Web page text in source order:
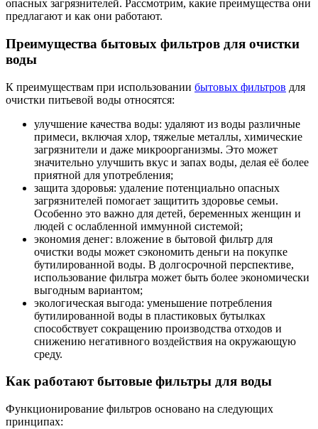
опасных загрязнителей. Рассмотрим, какие преимущества они
предлагают и как они работают.
Преимущества бытовых фильтров для очистки
воды
К преимуществам при использовании бытовых фильтров для
очистки питьевой воды относятся:
улучшение качества воды: удаляют из воды различные
примеси, включая хлор, тяжелые металлы, химические
загрязнители и даже микроорганизмы. Это может
значительно улучшить вкус и запах воды, делая её более
приятной для употребления;
защита здоровья: удаление потенциально опасных
загрязнителей помогает защитить здоровье семьи.
Особенно это важно для детей, беременных женщин и
людей с ослабленной иммунной системой;
экономия денег: вложение в бытовой фильтр для
очистки воды может сэкономить деньги на покупке
бутилированной воды. В долгосрочной перспективе,
использование фильтра может быть более экономически
выгодным вариантом;
экологическая выгода: уменьшение потребления
бутилированной воды в пластиковых бутылках
способствует сокращению производства отходов и
снижению негативного воздействия на окружающую
среду.
Как работают бытовые фильтры для воды
Функционирование фильтров основано на следующих
принципах: